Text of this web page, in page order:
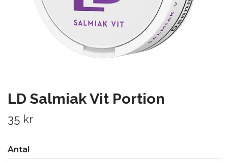
LD Salmiak Vit Portion
35 kr
Antal